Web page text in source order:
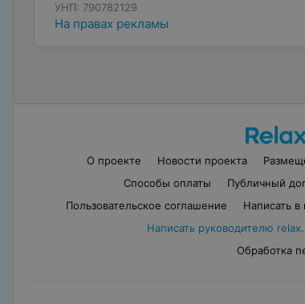
УНП: 790782129
На правах рекламы
О проекте Новости проекта
Способы оплаты
Публичный
Пользовательское соглашение
Написать
Написать руководителю
Обработка